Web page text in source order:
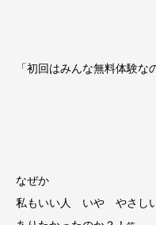
「初回はみんな無料体験な
なぜか
私もいい人 いや やさし